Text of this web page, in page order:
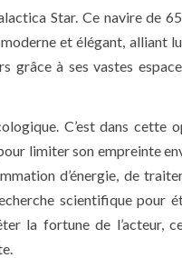
Star. Ce navire de
et élégant, alliant
à ses vastes
C’est dans cette
limiter son empreinte
d’énergie, de
scientifique pour
la fortune de l’acteur,